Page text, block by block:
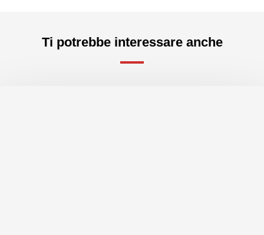
Ti potrebbe interessare anche